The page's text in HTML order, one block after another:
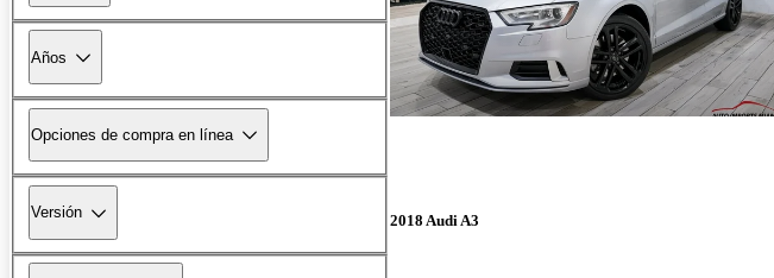
Años
Opciones de compra en línea
Versión 2018 Audi A3